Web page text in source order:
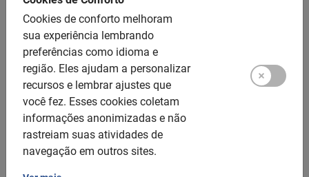
Cookies de conforto melhoram
sua experiência lembrando
preferências como idioma e
região. Eles ajudam a personalizar
recursos e lembrar ajustes que
você fez. Esses cookies coletam
informações anonimizadas e não
rastreiam suas atividades de
navegação em outros sites.
Categorias (2 resultados)